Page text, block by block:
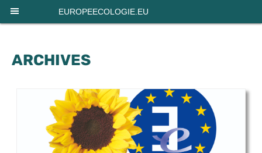
EUROPEECOLOGIE.EU
ARCHIVES